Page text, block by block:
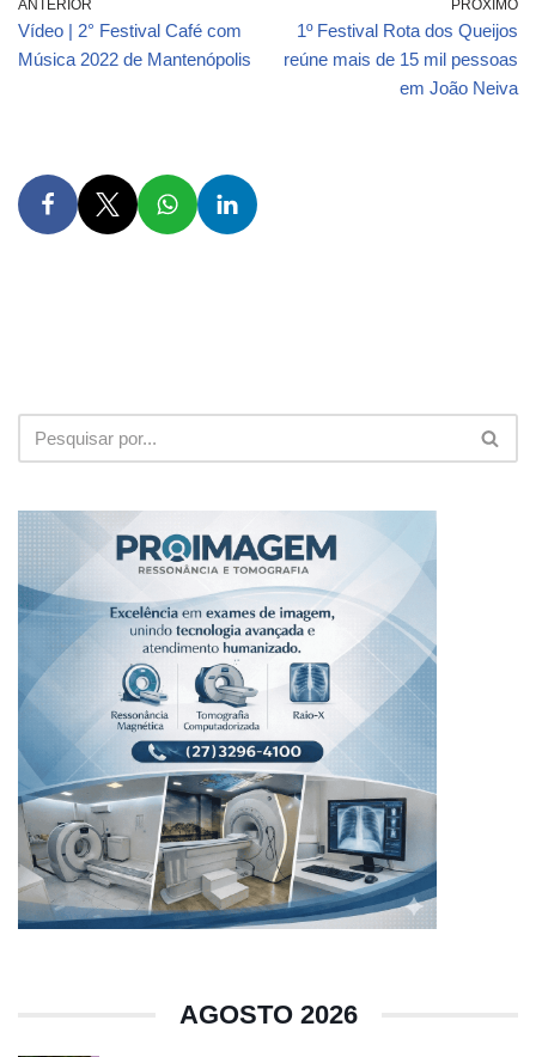
ANTERIOR
Vídeo | 2° Festival Café com
Música 2022 de Mantenópolis
PRÓXIMO
1º Festival Rota dos Queijos
reúne mais de 15 mil pessoas
em João Neiva
AGOSTO 2026